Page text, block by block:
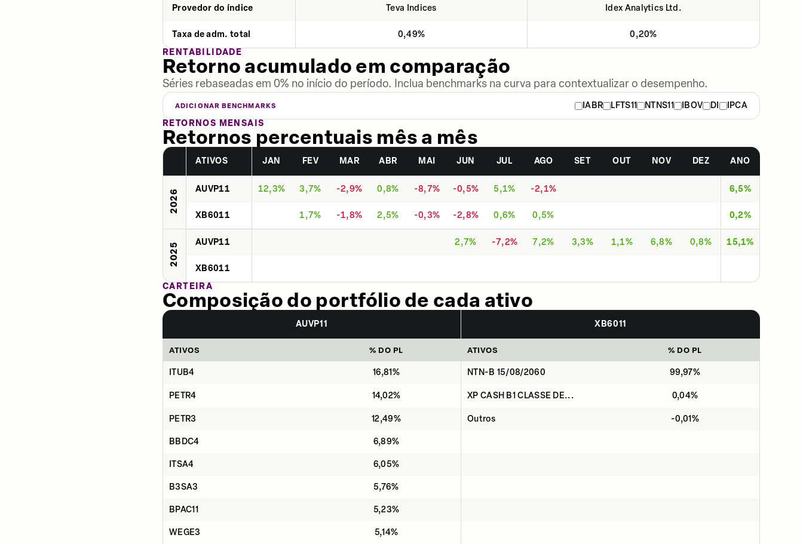
Provedor do índice Teva Indices Idex Analytics Ltd.
Taxa de adm. total 0,49%
0,20%
RENTABILIDADE
Retorno acumulado em comparação
Séries rebaseadas em 0% no início do período. Inclua benchmarks na curva para contextualizar o desempenho.
ADICIONAR BENCHMARKS IABR LFTS11 NTNS11 IBOV DI
IPCA
RETORNOS MENSAIS
Retornos percentuais mês a mês
ATIVOS JAN FEV MAR ABR MAI JUN JUL AGO SET OUT NOV DEZ ANO
2026 AUVP11 12,3% 3,7% -2,9% 0,8% -8,7% -0,5% 5,1% -2,1% 6,5%
XB6011 1,7% -1,8% 2,5% -0,3% -2,8% 0,6% 0,5% 0,2%
2025 AUVP11 2,7% -7,2% 7,2% 3,3% 1,1% 6,8% 0,8% 15,1%
XB6011
CARTEIRA
Composição do portfólio de cada ativo
AUVP11 XB6011
ATIVOS % DO PL ATIVOS % DO PL
ITUB4 16,81% NTN-B 15/08/2060 99,97%
PETR4 14,02% XP CASH B1 CLASSE DE... 0,04%
PETR3 12,49% Outros -0,01%
BBDC4 6,89%
ITSA4 6,05%
B3SA3 5,76%
BPAC11 5,23%
WEGE3 5,14%